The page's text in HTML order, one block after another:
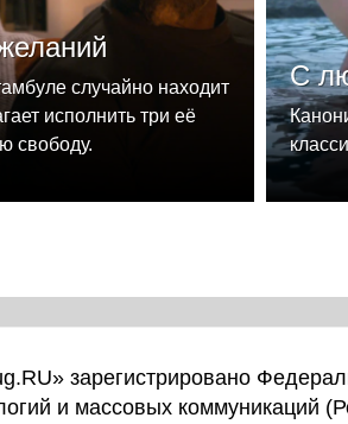
случайно находит
исполнить три её
свободу.
С
зарегистрировано
и массовых